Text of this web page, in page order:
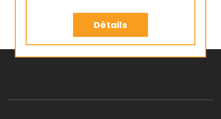
Détails